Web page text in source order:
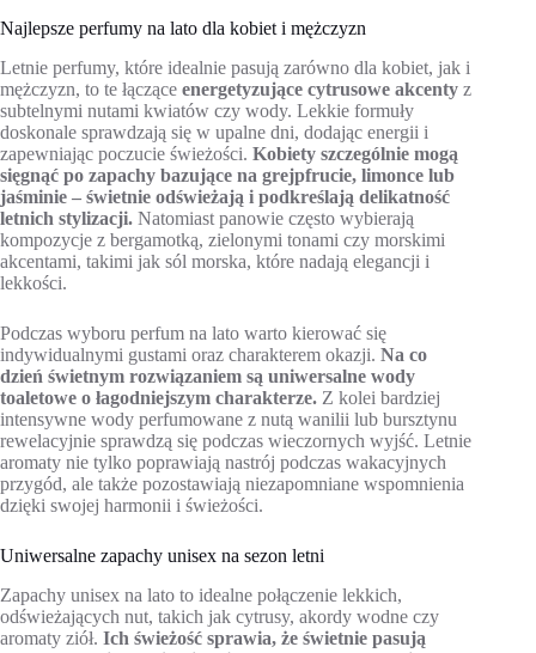
Najlepsze perfumy na lato dla kobiet i mężczyzn
Letnie perfumy, które idealnie pasują zarówno dla kobiet, jak i
mężczyzn, to te łączące energetyzujące cytrusowe akcenty z
subtelnymi nutami kwiatów czy wody. Lekkie formuły
doskonale sprawdzają się w upalne dni, dodając energii i
zapewniając poczucie świeżości. Kobiety szczególnie mogą
sięgnąć po zapachy bazujące na grejpfrucie, limonce lub
jaśminie – świetnie odświeżają i podkreślają delikatność
letnich stylizacji. Natomiast panowie często wybierają
kompozycje z bergamotką, zielonymi tonami czy morskimi
akcentami, takimi jak sól morska, które nadają elegancji i
lekkości.
Podczas wyboru perfum na lato warto kierować się
indywidualnymi gustami oraz charakterem okazji. Na co
dzień świetnym rozwiązaniem są uniwersalne wody
toaletowe o łagodniejszym charakterze. Z kolei bardziej
intensywne wody perfumowane z nutą wanilii lub bursztynu
rewelacyjnie sprawdzą się podczas wieczornych wyjść. Letnie
aromaty nie tylko poprawiają nastrój podczas wakacyjnych
przygód, ale także pozostawiają niezapomniane wspomnienia
dzięki swojej harmonii i świeżości.
Uniwersalne zapachy unisex na sezon letni
Zapachy unisex na lato to idealne połączenie lekkich,
odświeżających nut, takich jak cytrusy, akordy wodne czy
aromaty ziół. Ich świeżość sprawia, że świetnie pasują